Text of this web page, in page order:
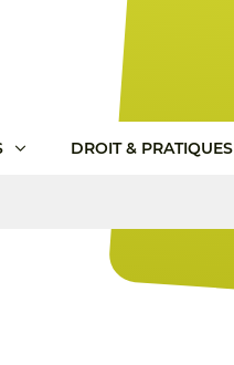
DROIT & PRATIQUES